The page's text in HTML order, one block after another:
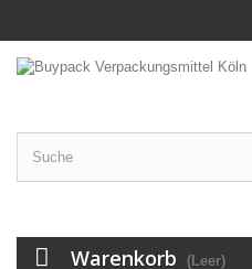
Warenkorb (Leer)